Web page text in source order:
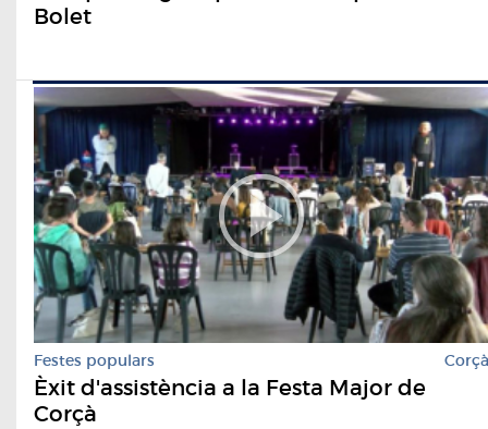
Bolet
Festes populars Corçà
Èxit d'assistència a la Festa Major de
Corçà